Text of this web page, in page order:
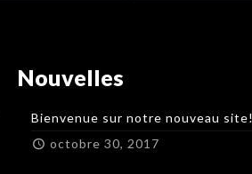
Nouvelles
Bienvenue sur notre nouveau site!
octobre 30, 2017